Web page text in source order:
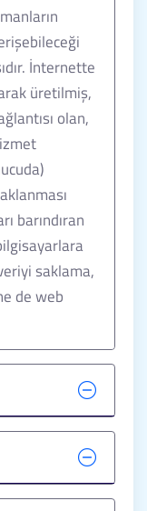
İnternette
üretilmiş,
olan,
barındıran
saklama,
de web